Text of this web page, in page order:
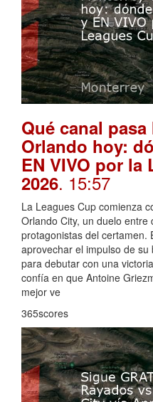
Qué canal
Orlando hoy:
EN VIVO por la
2026. 15:57
La Leagues Cup comienza
Orlando City, un duelo
protagonistas del certamen.
aprovechar el impulso de
para debutar con una
confía en que Antoine
mejor ve
365scores